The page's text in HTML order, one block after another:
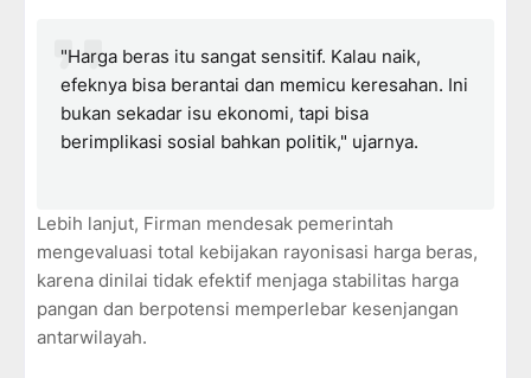
"Harga beras itu sangat sensitif. Kalau naik,
efeknya bisa berantai dan memicu keresahan. Ini
bukan sekadar isu ekonomi, tapi bisa
berimplikasi sosial bahkan politik," ujarnya.
Lebih lanjut, Firman mendesak pemerintah
mengevaluasi total kebijakan rayonisasi harga beras,
karena dinilai tidak efektif menjaga stabilitas harga
pangan dan berpotensi memperlebar kesenjangan
antarwilayah.